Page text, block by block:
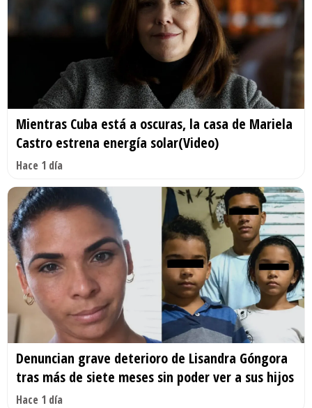
Mientras Cuba está a oscuras, la casa de Mariela
Castro estrena energía solar(Video)
Hace 1 día
Denuncian grave deterioro de Lisandra Góngora
tras más de siete meses sin poder ver a sus hijos
Hace 1 día